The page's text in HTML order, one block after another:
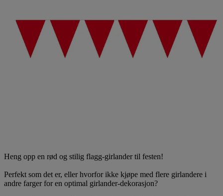
Heng opp en rød og stilig flagg-girlander til festen!
Perfekt som det er, eller hvorfor ikke kjøpe med flere girlandere i
andre farger for en optimal girlander-dekorasjon?